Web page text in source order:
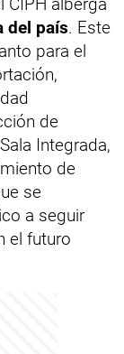
del país. Este
para el
de
Integrada,
de
se
a seguir
el futuro